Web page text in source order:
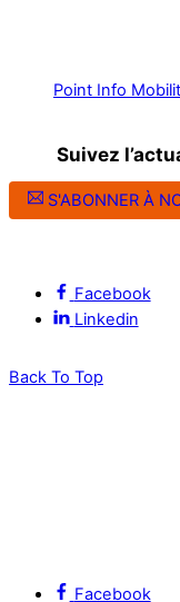
Point Info
Suivez
S'ABONNER À
Facebook
Linkedin
Back To Top
Facebook